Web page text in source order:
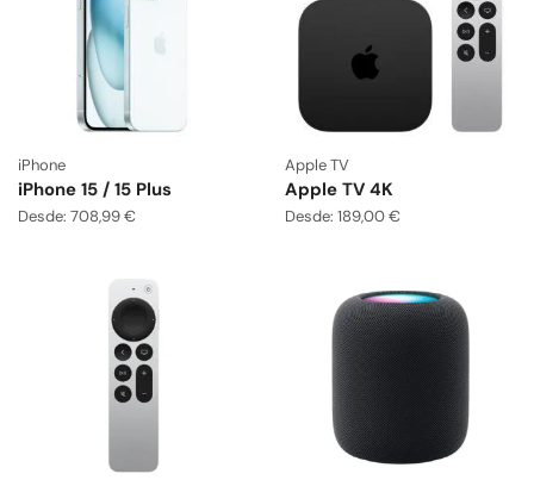
iPhone
iPhone 15 / 15 Plus
Desde: 708,99€
Apple TV
Apple TV 4K
Desde: 189,00€